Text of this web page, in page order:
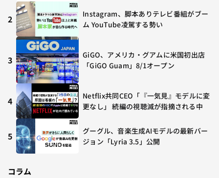
2
Instagram、脚本ありテレビ番組がブー
ム YouTube凌駕する勢い
3
GiGO、アメリカ・グアムに米国初出店
「GiGO Guam」8/1オープン
4
Netflix共同CEO「『一気見』モデルに変
更なし」 続編の視聴減が指摘される中
5
グーグル、音楽生成AIモデルの最新バー
ジョン「Lyria 3.5」公開
コラム